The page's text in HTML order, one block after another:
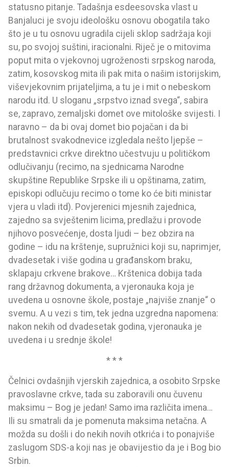
statusno pitanje. Tadašnja esdeesovska vlast u
Banjaluci je svoju ideološku osnovu obogatila tako
što je u tu osnovu ugradila cijeli sklop sadržaja koji
su, po svojoj suštini, iracionalni. Riječ je o mitovima
poput mita o vjekovnoj ugroženosti srpskog naroda,
zatim, kosovskog mita ili pak mita o našim istorijskim,
viševjekovnim prijateljima, a tu je i mit o nebeskom
narodu itd. U sloganu „srpstvo iznad svega“, sabira
se, zapravo, zemaljski domet ove mitološke svijesti. I
naravno – da bi ovaj domet bio pojačan i da bi
brutalnost svakodnevice izgledala nešto ljepše –
predstavnici crkve direktno učestvuju u političkom
odlučivanju (recimo, na sjednicama Narodne
skupštine Republike Srpske ili u opštinama, zatim,
episkopi odlučuju recimo o tome ko će biti ministar
vjera u vladi itd). Povjerenici mjesnih zajednica,
zajedno sa svještenim licima, predlažu i provode
njihovo posvećenje, dosta ljudi – bez obzira na
godine – idu na krštenje, supružnici koji su, naprimjer,
dvadesetak i više godina u građanskom braku,
sklapaju crkvene brakove… Krštenica dobija tada
rang državnog dokumenta, a vjeronauka koja je
uvedena u osnovne škole, postaje „najviše znanje“ o
svemu. A u vezi s tim, tek jedna uzgredna napomena:
nakon nekih od dvadesetak godina, vjeronauka je
uvedena i u srednje škole!
* * *
Čelnici ovdašnjih vjerskih zajednica, a osobito Srpske
pravoslavne crkve, tada su zaboravili onu čuvenu
maksimu – Bog je jedan! Samo ima različita imena…
Ili su smatrali da je pomenuta maksima netačna. A
možda su došli i do nekih novih otkrića i to ponajviše
zaslugom SDS-a koji nas je obavijestio da je i Bog bio
Srbin.